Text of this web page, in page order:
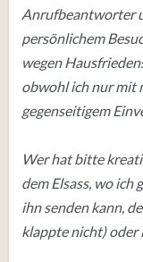
Anrufbeantworter
persönlichem
wegen
obwohl ich nur mit
gegenseitigem
Wer hat bitte
dem Elsass, wo ich
ihn senden kann,
klappte nicht) oder